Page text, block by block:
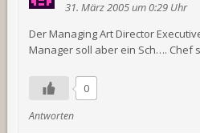
31. März 2005 um 0:29 Uhr
Der Managing Art Director
Manager soll aber ein Sch…. Chef
0
Antworten